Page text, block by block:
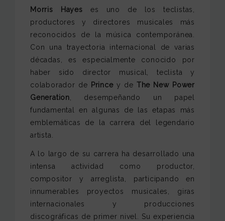
Morris Hayes es uno de los teclistas,
productores y directores musicales más
reconocidos de la música contemporánea.
Con una trayectoria internacional de varias
décadas, es especialmente conocido por
haber sido director musical, teclista y
colaborador de Prince y de The New Power
Generation , desempeñando un papel
fundamental en algunas de las etapas más
emblemáticas de la carrera del legendario
artista.
A lo largo de su carrera ha desarrollado una
intensa actividad como productor,
compositor y arreglista, participando en
innumerables proyectos musicales, giras
internacionales y producciones
discográficas de primer nivel. Su experiencia